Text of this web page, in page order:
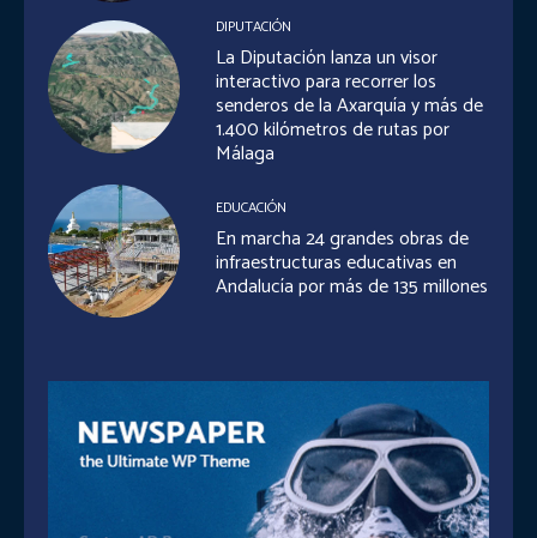
DIPUTACIÓN
La Diputación lanza un visor
interactivo para recorrer los
senderos de la Axarquía y más de
1.400 kilómetros de rutas por
Málaga
EDUCACIÓN
En marcha 24 grandes obras de
infraestructuras educativas en
Andalucía por más de 135 millones